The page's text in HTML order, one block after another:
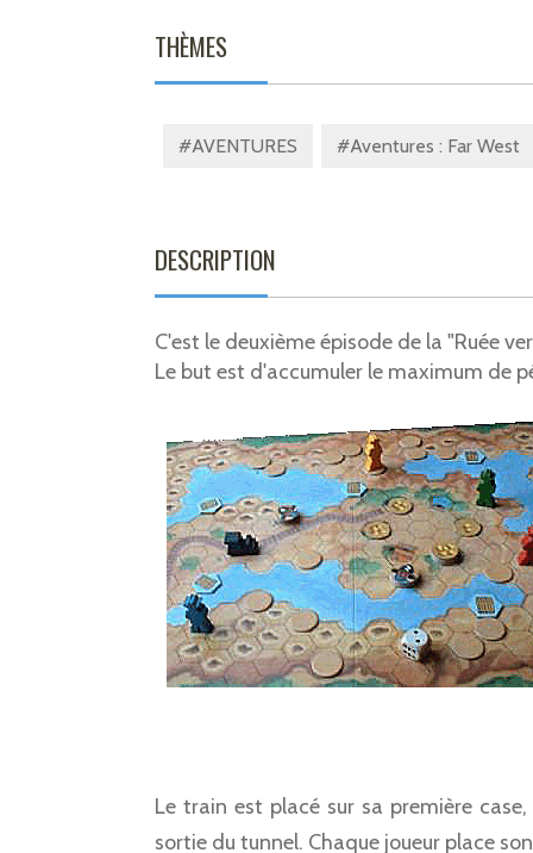
THÈMES
#AVENTURES #Aventures : Far West
DESCRIPTION
C'est le deuxième épisode de la "Ruée
Le but est d'accumuler le maximum de
Le train est placé sur sa première
sortie du tunnel. Chaque joueur place